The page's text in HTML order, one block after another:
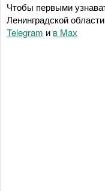
Чтобы первыми
Ленинградской
Telegram и в Maх